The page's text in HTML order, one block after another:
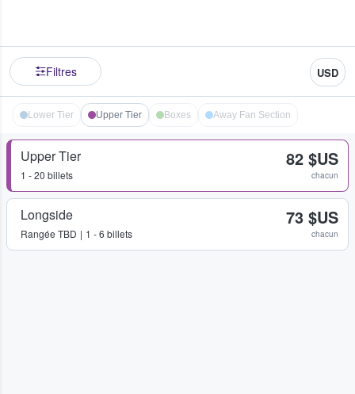
Filtres USD
Lower Tier Upper Tier Boxes Away Fan Section
Upper Tier
1 - 20 billets
82 $US
chacun
Longside
Rangée TBD 1 - 6 billets
73 $US
chacun